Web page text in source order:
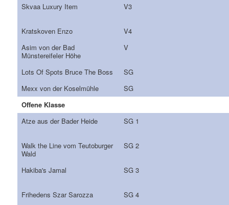
Skvaa Luxury Item
V3
Kratskoven Enzo
V4
Asim von der Bad
Münstereifeler Höhe
V
Lots Of Spots Bruce The Boss
SG
Mexx von der Koselmühle
SG
Offene Klasse
Atze aus der Bader Heide
SG 1
Walk the Line vom Teutoburger
Wald
SG 2
Hakiba's Jamal SG 3
Frihedens Szar Sarozza
SG 4